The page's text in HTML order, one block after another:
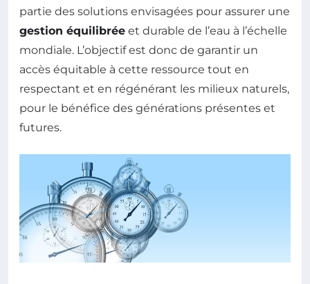
partie des solutions envisagées pour assurer une
gestion équilibrée et durable de l’eau à l’échelle
mondiale. L’objectif est donc de garantir un
accès équitable à cette ressource tout en
respectant et en régénérant les milieux naturels,
pour le bénéfice des générations présentes et
futures.